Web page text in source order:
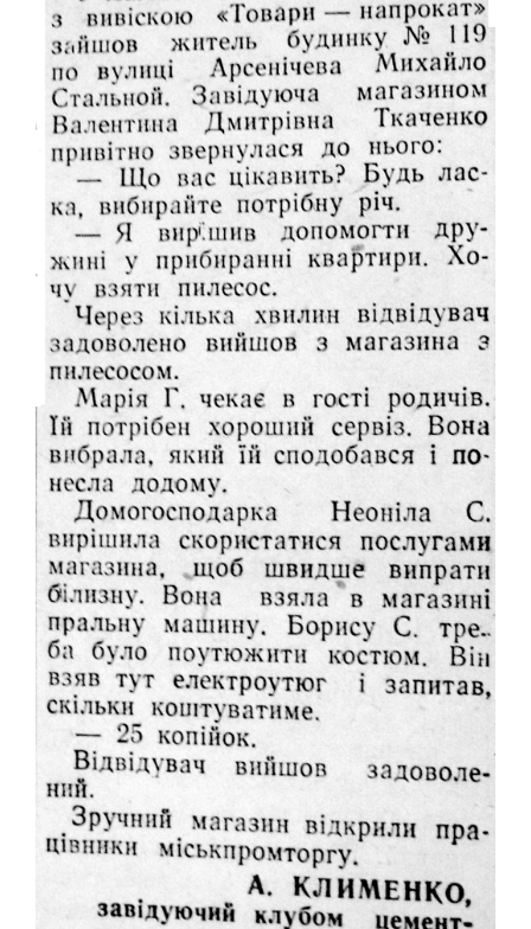
СПОРТИВНІ ТАНЦІ, ЧЕРЛІДІНГ
СПОРТИВНІ ТАНЦІ
ЧЕРЛІДІНГ
БІЛЬЯРДНИЙ СПОРТ
ПАРКУР
СПОРТИВНІ СПОРУДИ
СПОРТИВНЕ ОРІЄНТУВАННЯ
КУЛЬТУРА
ОСВІТА
ВІДОМІ ЛЮДИ МІСТА
ПАМ'ЯТНИКИ МІСТА
"ПЕРЕГОРТАЮЧИ СТАРІ ГАЗЕТИ"
50-ТІ РОКИ
60-ТІ РОКИ
70-ТІ РОКИ
80-ТІ РОКИ
90-ТІ РОКИ
ІСТОРІЯ ОДНІЄЇ ФОТОГРАФІЇ
ІСТОРІЯ ТРАНСПОРТУ
РЕКОРДИ МІСТА